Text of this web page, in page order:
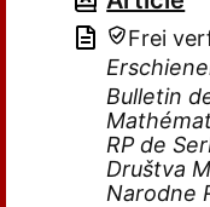
Frei
Bulletin
RP de
Društva
Narodne